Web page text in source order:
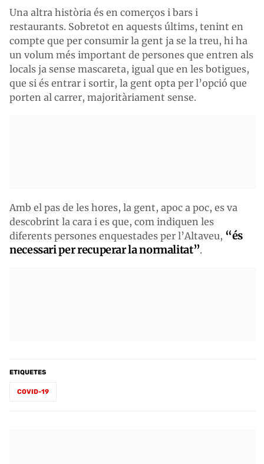
Una altra història és en comerços i bars i
restaurants. Sobretot en aquests últims, tenint en
compte que per consumir la gent ja se la treu, hi ha
un volum més important de persones que entren als
locals ja sense mascareta, igual que en les botigues,
que si és entrar i sortir, la gent opta per l’opció que
porten al carrer, majoritàriament sense.
Amb el pas de les hores, la gent, apoc a poc, es va
descobrint la cara i es que, com indiquen les
diferents persones enquestades per l’Altaveu, “és
necessari per recuperar la normalitat”.
ETIQUETES
COVID-19